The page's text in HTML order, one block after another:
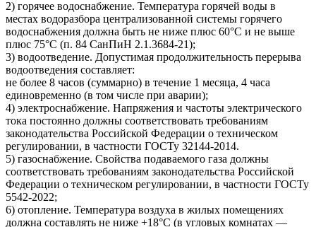
2) горячее водоснабжение. Температура горячей воды в
местах водоразбора централизованной системы горячего
водоснабжения должна быть не ниже плюс 60°С и не выше
плюс 75°С (п. 84 СанПиН 2.1.3684-21);
3) водоотведение. Допустимая продолжительность перерыва
водоотведения составляет:
не более 8 часов (суммарно) в течение 1 месяца, 4 часа
единовременно (в том числе при аварии);
4) электроснабжение. Напряжения и частоты электрического
тока постоянно должны соответствовать требованиям
законодательства Российской Федерации о техническом
регулировании, в частности ГОСТу 32144-2014.
5) газоснабжение. Свойства подаваемого газа должны
соответствовать требованиям законодательства Российской
Федерации о техническом регулировании, в частности ГОСТу
5542-2022;
6) отопление. Температура воздуха в жилых помещениях
должна составлять не ниже +18°С (в угловых комнатах —